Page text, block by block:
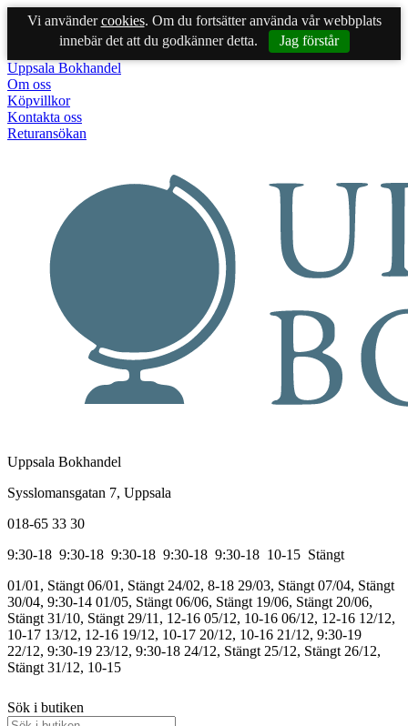
Vi användercookies. Om du fortsätter använda vår webbplats
innebär det att du godkänner detta.
Jag förstår
Uppsala Bokhandel
Om oss
Köpvillkor
Kontakta oss
Returansökan
Uppsala Bokhandel
Sysslomansgatan 7, Uppsala
018-65 33 30
9:30-18 9:30-18 9:30-18 9:30-18 9:30-18 10-15 Stängt
01/01, Stängt 06/01, Stängt 24/02, 8-18 29/03, Stängt 07/04, Stängt
30/04, 9:30-14 01/05, Stängt 06/06, Stängt 19/06, Stängt 20/06,
Stängt 31/10, Stängt 29/11, 12-16 05/12, 10-16 06/12, 12-16 12/12,
10-17 13/12, 12-16 19/12, 10-17 20/12, 10-16 21/12, 9:30-19
22/12, 9:30-19 23/12, 9:30-18 24/12, Stängt 25/12, Stängt 26/12,
Stängt 31/12, 10-15
Sök i butiken